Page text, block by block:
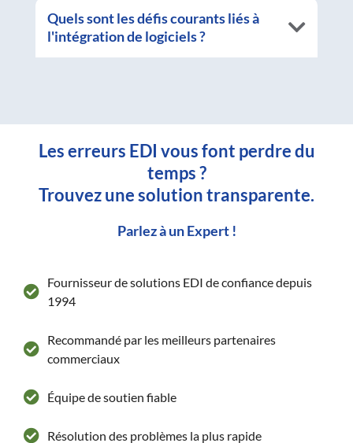
Quels sont les défis courants liés à
l'intégration de logiciels ?
Les erreurs EDI vous font perdre du
temps ?
Trouvez une solution transparente.
Parlez à un Expert !
Fournisseur de solutions EDI de confiance depuis
1994
Recommandé par les meilleurs partenaires
commerciaux
Équipe de soutien fiable
Résolution des problèmes la plus rapide